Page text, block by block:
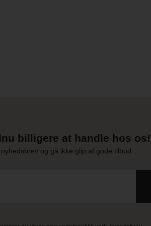
billigere at handle hos
og gå ikke glip af gode tilbud